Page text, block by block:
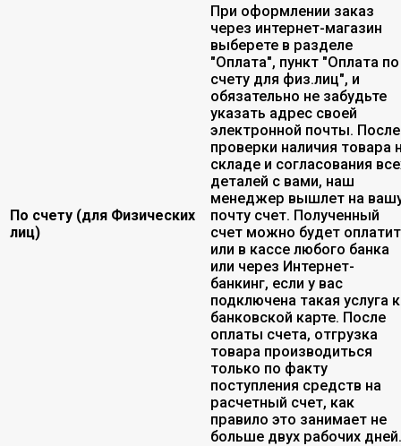
По счету (для Физических
лиц)
При оформлении заказ
через интернет-магазин
выберете в разделе
"Оплата", пункт "Оплата по
счету для физ.лиц", и
обязательно не забудьте
указать адрес своей
электронной почты. После
проверки наличия товара
складе и согласования
деталей с вами, наш
менеджер вышлет на
почту счет. Полученный
счет можно будет
или в кассе любого банка
или через Интернет-
банкинг, если у вас
подключена такая услуга к
банковской карте. После
оплаты счета, отгрузка
товара производиться
только по факту
поступления средств на
расчетный счет, как
правило это занимает не
больше двух рабочих дней.